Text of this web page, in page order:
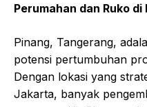
Perumahan dan Ruko
Pinang, Tangerang,
potensi pertumbuhan
Dengan lokasi yang
Jakarta, banyak